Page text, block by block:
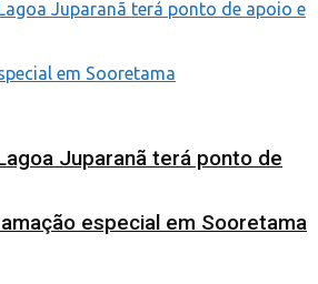
Juparanã terá ponto de
especial em Sooretama